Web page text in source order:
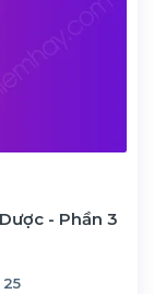
- Phần 3
25